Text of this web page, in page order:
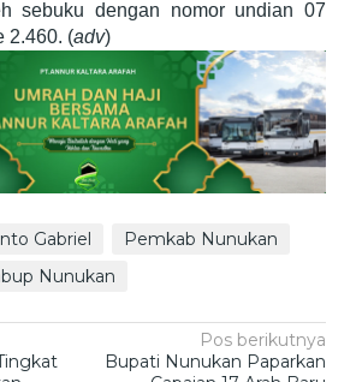
sebuku dengan nomor undian 07
2.460. (adv)
Gabriel
Pemkab Nunukan
Nunukan
Pos berikutnya
Bupati Nunukan Paparkan